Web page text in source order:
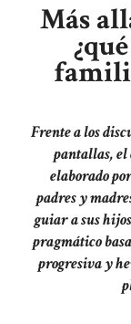
Más
Frente a los
pantallas, el
elaborado
padres y
guiar a sus
pragmático
progresiva y